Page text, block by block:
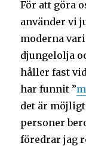
För att göra
använder vi
moderna
djungelolja
håller fast
har funnit ”
det är
personer
föredrar jag